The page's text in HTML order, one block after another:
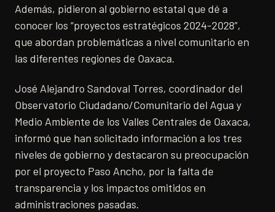
Además, pidieron al gobierno estatal que dé a
conocer los “proyectos estratégicos 2024-2028”,
que abordan problemáticas a nivel comunitario en
las diferentes regiones de Oaxaca.
José Alejandro Sandoval Torres, coordinador del
Observatorio Ciudadano/Comunitario del Agua y
Medio Ambiente de los Valles Centrales de Oaxaca,
informó que han solicitado información a los tres
niveles de gobierno y destacaron su preocupación
por el proyecto Paso Ancho, por la falta de
transparencia y los impactos omitidos en
administraciones pasadas.